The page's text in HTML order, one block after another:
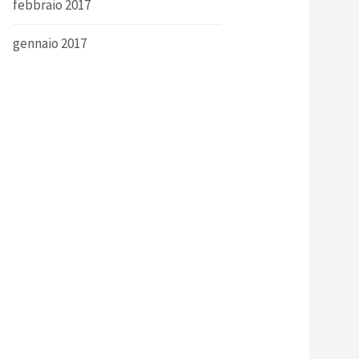
febbraio 2017
gennaio 2017